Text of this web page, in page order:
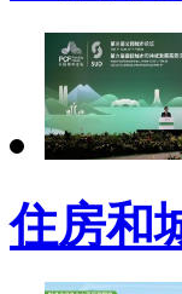
住房和